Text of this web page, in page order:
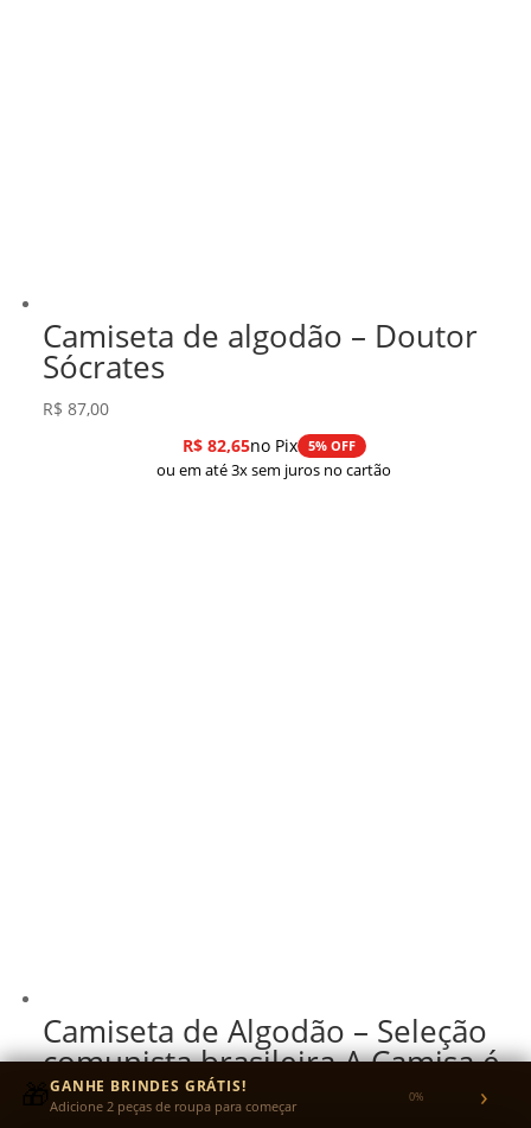
Camiseta de algodão – Doutor
Sócrates
R$ 87,00
R$82,65no Pix 5% OFF
ou em até 3x sem juros no cartão
Camiseta de Algodão – Seleção
comunista brasileira A Camisa é
Nossa
🎁GANHE BRINDES GRÁTIS!
Adicione 2 peças de roupa para começar 0% ›